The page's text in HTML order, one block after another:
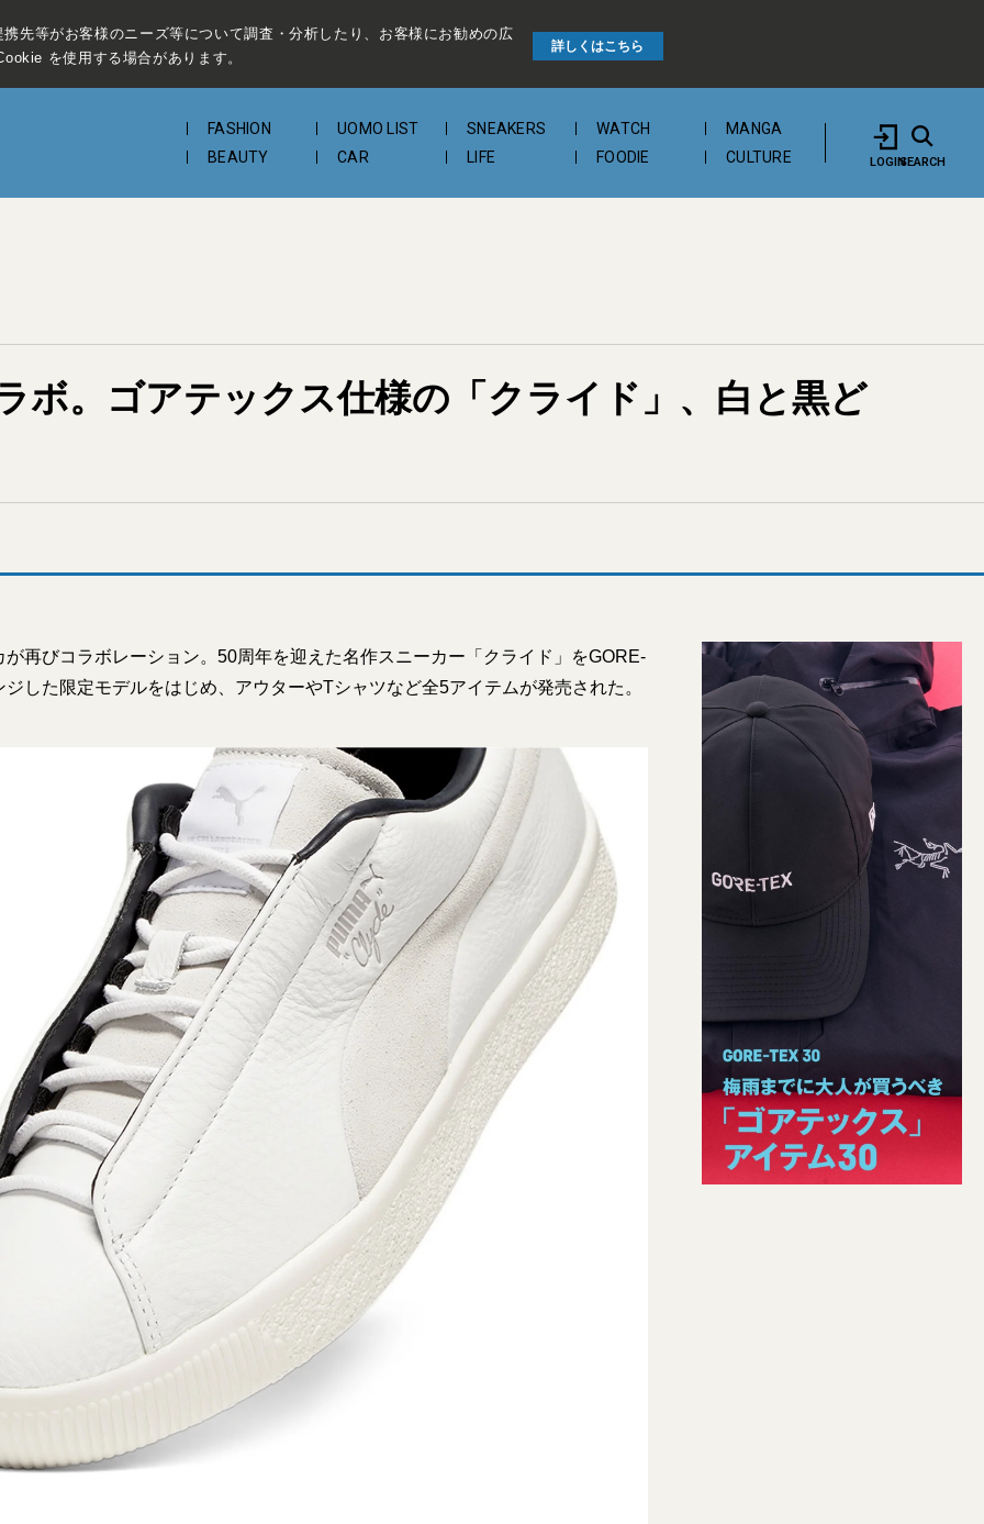
先等がお客様のニーズ等について調査・分析したり、お客様にお勧めの広
を使用する場合があります。
詳しくはこちら
FASHION UOMO LIST SNEAKERS WATCH
MANGA
BEAUTY
CAR LIFE FOODIE CULTURE LOGINSEARCH
ボ。ゴアテックス仕様の「クライド」、白と黒ど
が再びコラボレーション。50周年を迎えた名作スニーカー「クライド」をGORE-
した限定モデルをはじめ、アウターやTシャツなど全5アイテムが発売された。